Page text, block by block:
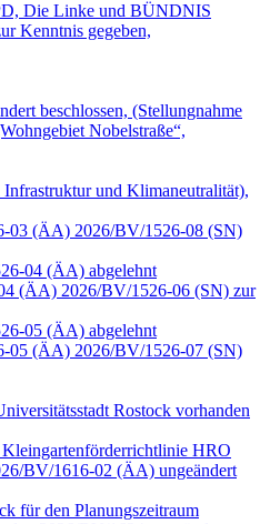
Die Linke und BÜNDNIS
Kenntnis gegeben,
beschlossen, (Stellungnahme
Nobelstraße“,
und Klimaneutralität),
03 (ÄA) 2026/BV/1526-08 (SN)
04 (ÄA) abgelehnt
(ÄA) 2026/BV/1526-06 (SN) zur
05 (ÄA) abgelehnt
05 (ÄA) 2026/BV/1526-07 (SN)
Rostock vorhanden
Kleingartenförderrichtlinie HRO
BV/1616-02 (ÄA) ungeändert
für den Planungszeitraum